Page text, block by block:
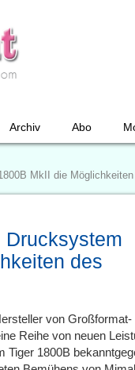
Archiv Abo
MkII die
Drucksystem
des
von Großformat-
Reihe von neuen
Tiger 1800B